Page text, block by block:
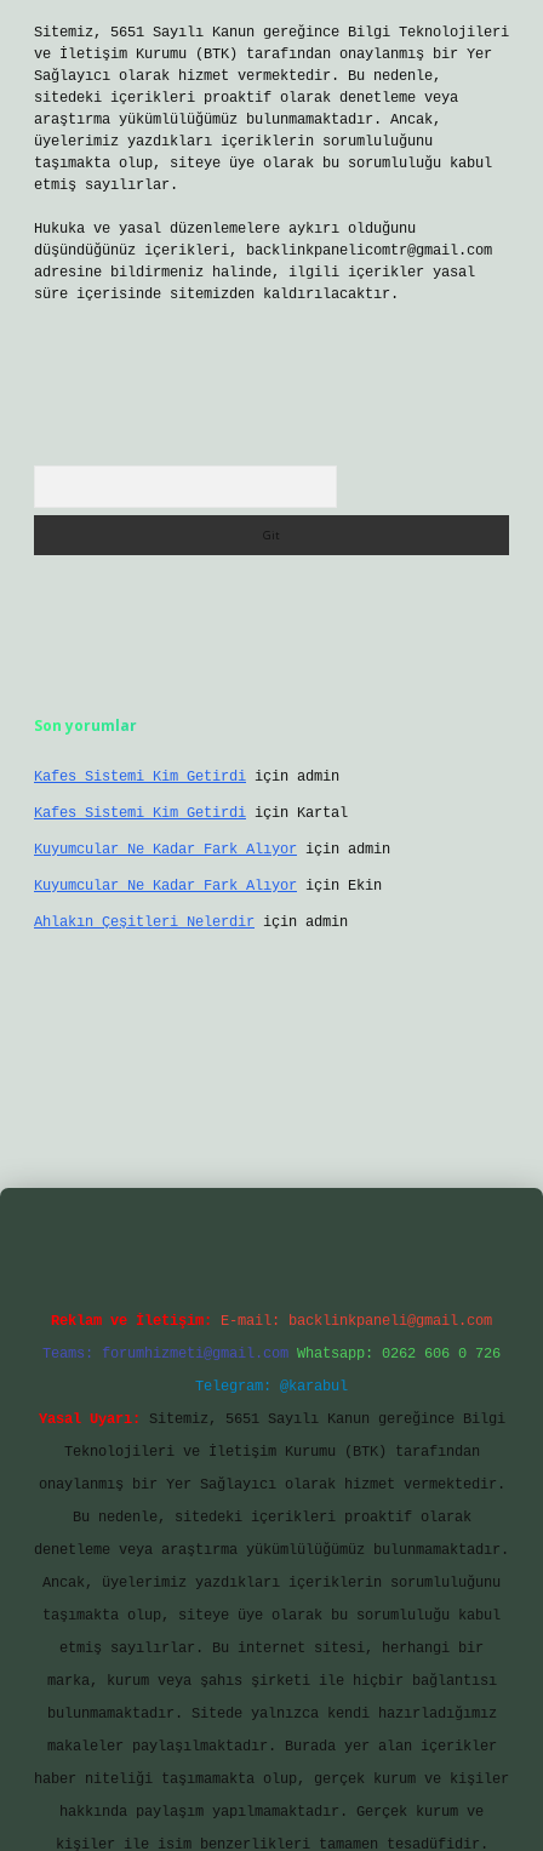
Sitemiz, 5651 Sayılı Kanun gereğince Bilgi Teknolojileri
ve İletişim Kurumu (BTK) tarafından onaylanmış bir Yer
Sağlayıcı olarak hizmet vermektedir. Bu nedenle,
sitedeki içerikleri proaktif olarak denetleme veya
araştırma yükümlülüğümüz bulunmamaktadır. Ancak,
üyelerimiz yazdıkları içeriklerin sorumluluğunu
taşımakta olup, siteye üye olarak bu sorumluluğu kabul
etmiş sayılırlar.
Hukuka ve yasal düzenlemelere aykırı olduğunu
düşündüğünüz içerikleri, backlinkpanelicomtr@gmail.com
adresine bildirmeniz halinde, ilgili içerikler yasal
süre içerisinde sitemizden kaldırılacaktır.
Son yorumlar
Kafes Sistemi Kim Getirdi için admin
Kafes Sistemi Kim Getirdi için Kartal
Kuyumcular Ne Kadar Fark Alıyor için admin
Kuyumcular Ne Kadar Fark Alıyor için Ekin
Ahlakın Çeşitleri Nelerdir için admin
Reklam ve İletişim: E-mail: backlinkpaneli@gmail.com
Teams: forumhizmeti@gmail.com Whatsapp: 0262 606 0 726
Telegram: @karabul
Yasal Uyarı:
Sitemiz, 5651 Sayılı Kanun gereğince Bilgi
Teknolojileri ve İletişim Kurumu (BTK) tarafından
onaylanmış bir Yer Sağlayıcı olarak hizmet vermektedir.
Bu nedenle, sitedeki içerikleri proaktif olarak
denetleme veya araştırma yükümlülüğümüz bulunmamaktadır.
Ancak, üyelerimiz yazdıkları içeriklerin sorumluluğunu
taşımakta olup, siteye üye olarak bu sorumluluğu kabul
etmiş sayılırlar. Bu internet sitesi, herhangi bir
marka, kurum veya şahıs şirketi ile hiçbir bağlantısı
bulunmamaktadır. Sitede yalnızca kendi hazırladığımız
makaleler paylaşılmaktadır. Burada yer alan içerikler
haber niteliği taşımamakta olup, gerçek kurum ve kişiler
hakkında paylaşım yapılmamaktadır. Gerçek kurum ve
kişiler ile isim benzerlikleri tamamen tesadüfidir.